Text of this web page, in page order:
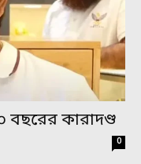
বছরের কারাদণ্ড
0